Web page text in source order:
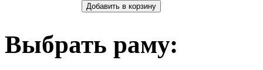
Выбрать раму: